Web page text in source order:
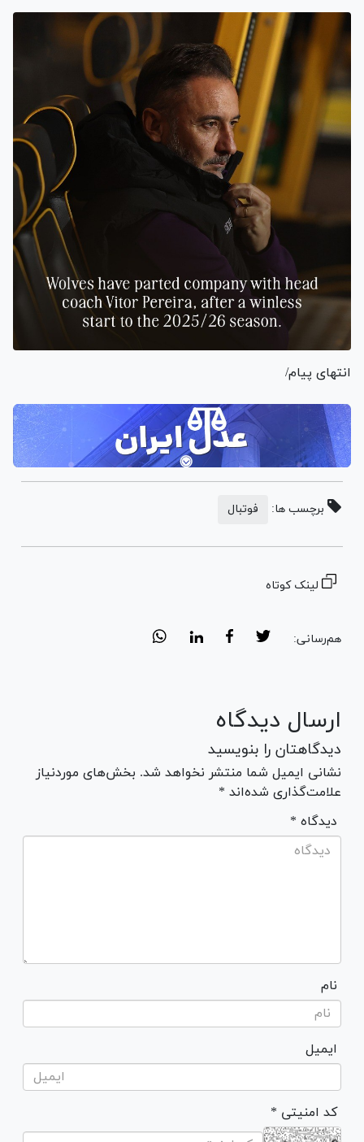
انتهای پیام/
برچسب ها: فوتبال
لینک کوتاه
هم‌رسانی:
ارسال دیدگاه
دیدگاهتان را بنویسید
نشانی ایمیل شما منتشر نخواهد شد. بخش‌های موردنیاز
علامت‌گذاری شده‌اند *
* دیدگاه
نام
ایمیل
* کد امنیتی